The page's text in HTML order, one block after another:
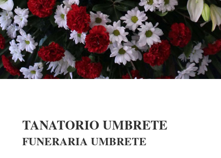
TANATORIO UMBRETE
FUNERARIA UMBRETE